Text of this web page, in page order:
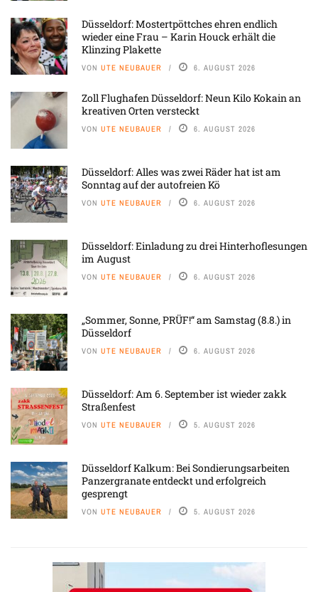
Düsseldorf: Mostertpöttches ehren endlich
wieder eine Frau – Karin Houck erhält die
Klinzing Plakette
VON UTE NEUBAUER 6. AUGUST 2026
Zoll Flughafen Düsseldorf: Neun Kilo Kokain an
kreativen Orten versteckt
VON UTE NEUBAUER 6. AUGUST 2026
Düsseldorf: Alles was zwei Räder hat ist am
Sonntag auf der autofreien Kö
VON UTE NEUBAUER 6. AUGUST 2026
Düsseldorf: Einladung zu drei Hinterhoflesungen
im August
VON UTE NEUBAUER 6. AUGUST 2026
„Sommer, Sonne, PRÜF!“ am Samstag (8.8.) in
Düsseldorf
VON UTE NEUBAUER 6. AUGUST 2026
Düsseldorf: Am 6. September ist wieder zakk
Straßenfest
VON UTE NEUBAUER 5. AUGUST 2026
Düsseldorf Kalkum: Bei Sondierungsarbeiten
Panzergranate entdeckt und erfolgreich
gesprengt
VON UTE NEUBAUER 5. AUGUST 2026